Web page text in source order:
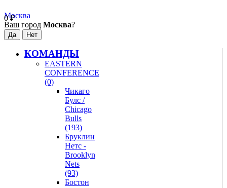
0₽
Москва
Ваш город Москва?
КОМАНДЫ
EASTERN
CONFERENCE
(0)
Чикаго
Булс /
Chicago
Bulls
(193)
Бруклин
Нетс -
Brooklyn
Nets
(93)
Бостон